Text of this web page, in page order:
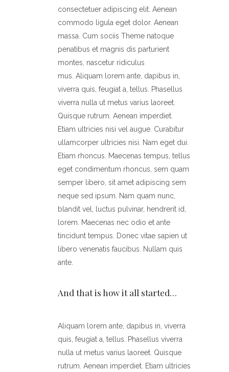
consectetuer adipiscing elit. Aenean
commodo ligula eget dolor. Aenean
massa. Cum sociis Theme natoque
penatibus et magnis dis parturient
montes, nascetur ridiculus
mus. Aliquam lorem ante, dapibus in,
viverra quis, feugiat a, tellus. Phasellus
viverra nulla ut metus varius laoreet.
Quisque rutrum. Aenean imperdiet.
Etiam ultricies nisi vel augue. Curabitur
ullamcorper ultricies nisi. Nam eget dui.
Etiam rhoncus. Maecenas tempus, tellus
eget condimentum rhoncus, sem quam
semper libero, sit amet adipiscing sem
neque sed ipsum. Nam quam nunc,
blandit vel, luctus pulvinar, hendrerit id,
lorem. Maecenas nec odio et ante
tincidunt tempus. Donec vitae sapien ut
libero venenatis faucibus. Nullam quis
ante.
And that is how it all started…
Aliquam lorem ante, dapibus in, viverra
quis, feugiat a, tellus. Phasellus viverra
nulla ut metus varius laoreet. Quisque
rutrum. Aenean imperdiet. Etiam ultricies